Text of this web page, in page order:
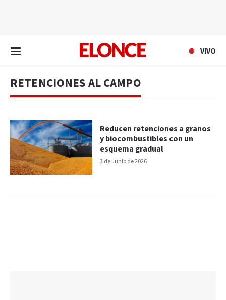
VIVO
RETENCIONES AL CAMPO
3 de Junio de 2026
Reducen retenciones a granos
y biocombustibles con un
esquema gradual